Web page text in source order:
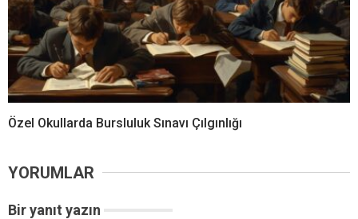
Özel Okullarda Bursluluk Sınavı Çılgınlığı
YORUMLAR
Bir yanıt yazın